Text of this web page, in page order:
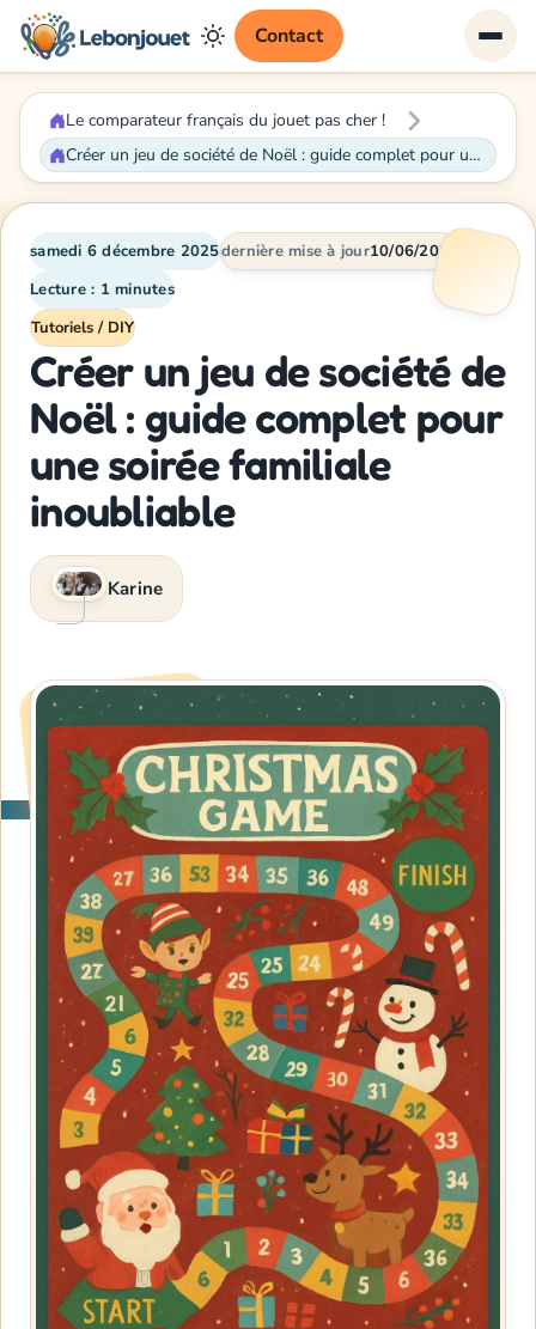
Contact
Le comparateur français du jouet pas cher !
Créer un jeu de société de Noël : guide complet pour une soirée familiale inoubliable
samedi 6 décembre 2025dernière mise à jour10/06/2026
Lecture : 1 minutes
Tutoriels / DIY
Créer un jeu de société de
Noël : guide complet pour
une soirée familiale
inoubliable
Karine